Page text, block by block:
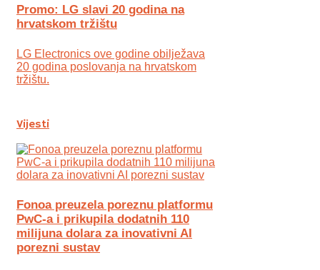
Promo: LG slavi 20 godina na
hrvatskom tržištu
LG Electronics ove godine obilježava
20 godina poslovanja na hrvatskom
tržištu.
Vijesti
Fonoa preuzela poreznu platformu
PwC-a i prikupila dodatnih 110
milijuna dolara za inovativni AI
porezni sustav